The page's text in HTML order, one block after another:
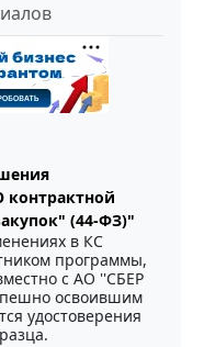
(44-ФЗ)"
в КС
программы,
с АО ''СБЕР
освоившим
удостоверения